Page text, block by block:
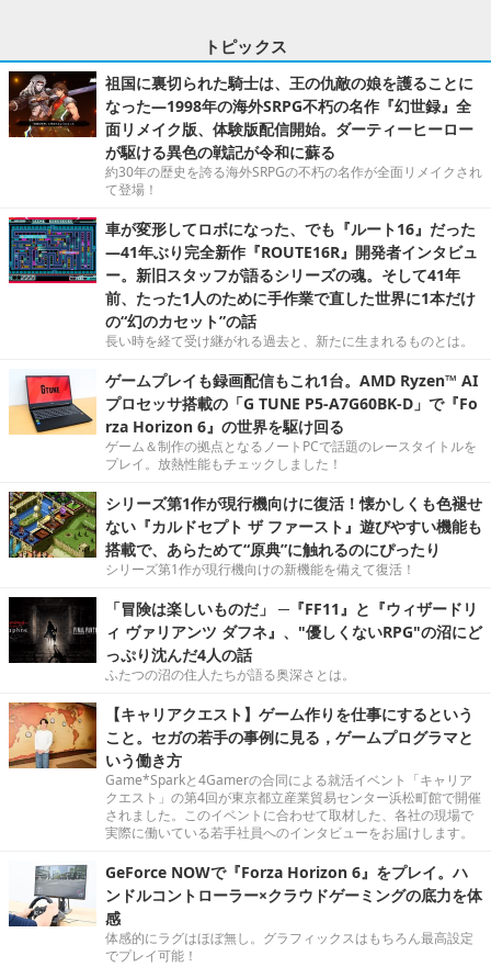
トピックス
祖国に裏切られた騎士は、王の仇敵の娘を護ることに
なった―1998年の海外SRPG不朽の名作『幻世録』全
面リメイク版、体験版配信開始。ダーティーヒーロー
が駆ける異色の戦記が令和に蘇る
約30年の歴史を誇る海外SRPGの不朽の名作が全面リメイクされ
て登場！
車が変形してロボになった、でも『ルート16』だった
―41年ぶり完全新作『ROUTE16R』開発者インタビュ
ー。新旧スタッフが語るシリーズの魂。そして41年
前、たった1人のために手作業で直した世界に1本だけ
の“幻のカセット”の話
長い時を経て受け継がれる過去と、新たに生まれるものとは。
ゲームプレイも録画配信もこれ1台。AMD Ryzen™ AI
プロセッサ搭載の「G TUNE P5-A7G60BK-D」で『Fo
rza Horizon 6』の世界を駆け回る
ゲーム＆制作の拠点となるノートPCで話題のレースタイトルを
プレイ。放熱性能もチェックしました！
シリーズ第1作が現行機向けに復活！懐かしくも色褪せ
ない『カルドセプト ザ ファースト』遊びやすい機能も
搭載で、あらためて“原典”に触れるのにぴったり
シリーズ第1作が現行機向けの新機能を備えて復活！
「冒険は楽しいものだ」 ─『FF11』と『ウィザードリ
ィ ヴァリアンツ ダフネ』、"優しくないRPG"の沼にど
っぷり沈んだ4人の話
ふたつの沼の住人たちが語る奥深さとは。
【キャリアクエスト】ゲーム作りを仕事にするという
こと。セガの若手の事例に見る，ゲームプログラマと
いう働き方
Game*Sparkと4Gamerの合同による就活イベント「キャリア
クエスト」の第4回が東京都立産業貿易センター浜松町館で開催
されました。このイベントに合わせて取材した、各社の現場で
実際に働いている若手社員へのインタビューをお届けします。
GeForce NOWで『Forza Horizon 6』をプレイ。ハ
ンドルコントローラー×クラウドゲーミングの底力を体
感
体感的にラグはほぼ無し。グラフィックスはもちろん最高設定
でプレイ可能！